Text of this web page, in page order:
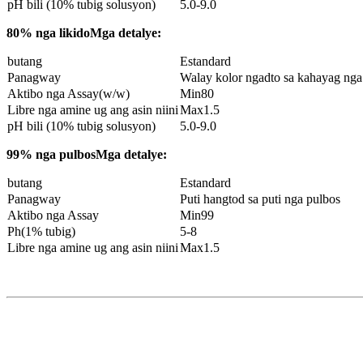
pH bili (10% tubig solusyon) 5.0-9.0
80% nga likidoMga detalye:
butang
Estandard
Panagway
Walay kolor ngadto sa kahayag
Aktibo nga Assay(w/w)
Min80
Libre nga amine ug ang asin niiniMax1.5
pH bili (10% tubig solusyon)
5.0-9.0
99% nga pulbosMga detalye:
butang
Estandard
Panagway
Puti hangtod sa puti nga pulbos
Aktibo nga Assay
Min99
Ph(1% tubig)
5-8
Libre nga amine ug ang asin niiniMax1.5